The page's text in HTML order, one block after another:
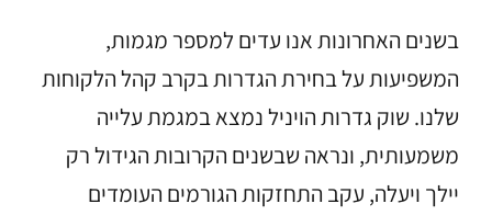
בשנים האחרונות אנו עדים למספר מגמות,
המשפיעות על בחירת הגדרות בקרב קהל הלקוחות
שלנו. שוק גדרות הויניל נמצא במגמת עלייה
משמעותית, ונראה שבשנים הקרובות הגידול רק
יילך ויעלה, עקב התחזקות הגורמים העומדים